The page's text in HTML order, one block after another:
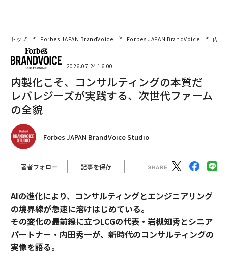
トップ Forbes JAPAN BrandVoice Forbes JAPAN BrandVoice 内製
2026.07.24 16:00
内製化こそ、コンサルティングの本質だ
レバレジーズが実践する、次世代ファーム
の全貌
Forbes JAPAN BrandVoice Studio
著者フォロー 記事を保存
AIの進化により、コンサルティングとエンジニアリング
の境界線が急速に溶けはじめている。
その変化の最前線に立つLCGの代表・岩槻知秀とシニア
パートナー・内田秀一が、新時代のコンサルティングの
実像を語る。